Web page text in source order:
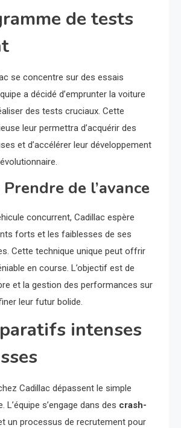
de tests
se concentre sur des essais
a décidé d’emprunter la voiture
des tests cruciaux. Cette
leur permettra d’acquérir des
et d’accélérer leur développement
de l’avance
concurrent, Cadillac espère
forts et les faiblesses de ses
Cette technique unique peut offrir
en course. L’objectif est de
et la gestion des performances sur
leur futur bolide.
intenses
Cadillac dépassent le simple
L’équipe s’engage dans des crash-
un processus de recrutement pour